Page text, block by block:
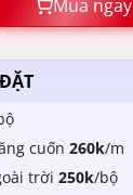
Mua ngay
cuốn260k/m
trời250k/bộ